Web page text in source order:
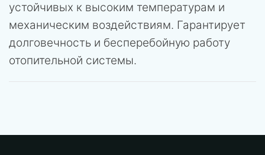
устойчивых к высоким температурам и
механическим воздействиям. Гарантирует
долговечность и бесперебойную работу
отопительной системы.